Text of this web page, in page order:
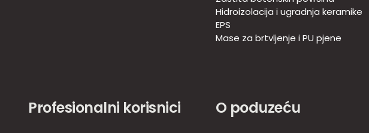
Hidroizolacija i ugradnja keramike
EPS
Mase za brtvljenje i PU pjene
Profesionalni korisnici O poduzeću